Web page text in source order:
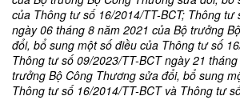
của Thông tư số 16/2014/TT-BCT; Thông tư
ngày 06 tháng 8 năm 2021 của Bộ trưởng
đổi, bổ sung một số điều của Thông tư số
Thông tư số 09/2023/TT-BCT ngày 21
trưởng Bộ Công Thương sửa đổi, bổ sung
Thông tư số 16/2014/TT-BCT và Thông tư